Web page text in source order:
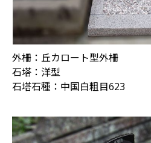
外柵：丘カロート型外柵
石塔：洋型
石塔石種：中国白粗目623